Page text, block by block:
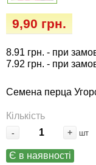
9,90 грн.
8.91 грн. - при
7.92 грн. - при
Семена перца
Кількість
- + шт
Є в наявності
Семена перца
Семена петрушки
Семена пряных
Семена редьки
Удобрения
100 г
Удобрения
Удобрения
Опрыскиватели
Горшки для
Перчатки
Средства защиты